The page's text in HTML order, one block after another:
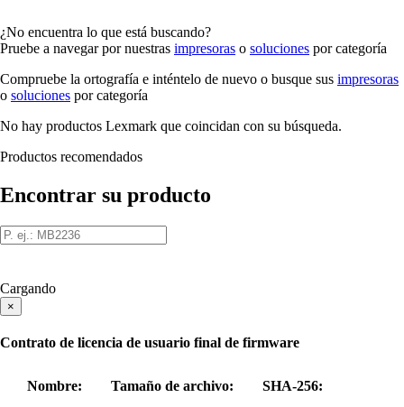
¿No encuentra lo que está buscando?
Pruebe a navegar por nuestras impresoras o soluciones por categoría
Compruebe la ortografía e inténtelo de nuevo o busque sus impresoras
o soluciones por categoría
No hay productos Lexmark que coincidan con su búsqueda.
Productos recomendados
Encontrar su producto
Cargando
×
Contrato de licencia de usuario final de firmware
Nombre: Tamaño de archivo:
SHA-256: